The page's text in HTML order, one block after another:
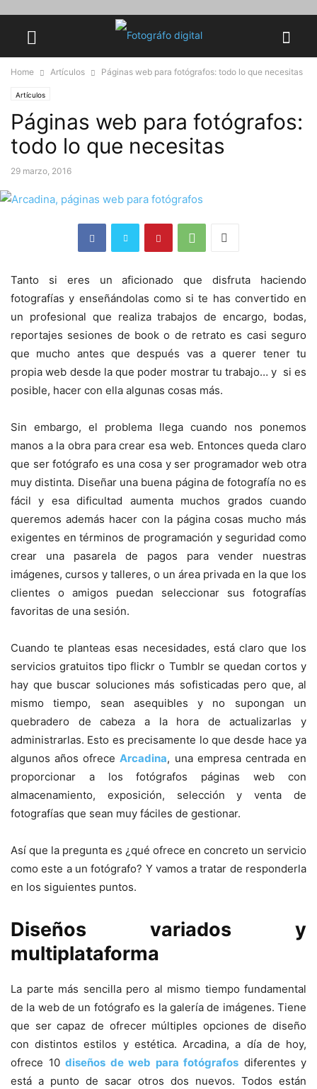
Home Artículos Páginas web para fotógrafos: todo lo que necesitas
Artículos
Páginas web para fotógrafos:
todo lo que necesitas
29 marzo, 2016
Tanto si eres un aficionado que disfruta haciendo
fotografías y enseñándolas como si te has convertido en
un profesional que realiza trabajos de encargo, bodas,
reportajes sesiones de book o de retrato es casi seguro
que mucho antes que después vas a querer tener tu
propia web desde la que poder mostrar tu trabajo… y si es
posible, hacer con ella algunas cosas más.
Sin embargo, el problema llega cuando nos ponemos
manos a la obra para crear esa web. Entonces queda claro
que ser fotógrafo es una cosa y ser programador web otra
muy distinta. Diseñar una buena página de fotografía no es
fácil y esa dificultad aumenta muchos grados cuando
queremos además hacer con la página cosas mucho más
exigentes en términos de programación y seguridad como
crear una pasarela de pagos para vender nuestras
imágenes, cursos y talleres, o un área privada en la que los
clientes o amigos puedan seleccionar sus fotografías
favoritas de una sesión.
Cuando te planteas esas necesidades, está claro que los
servicios gratuitos tipo flickr o Tumblr se quedan cortos y
hay que buscar soluciones más sofisticadas pero que, al
mismo tiempo, sean asequibles y no supongan un
quebradero de cabeza a la hora de actualizarlas y
administrarlas. Esto es precisamente lo que desde hace ya
algunos años ofreceArcadina, una empresa centrada en
proporcionar a los fotógrafos páginas web con
almacenamiento, exposición, selección y venta de
fotografías que sean muy fáciles de gestionar.
Así que la pregunta es ¿qué ofrece en concreto un servicio
como este a un fotógrafo? Y vamos a tratar de responderla
en los siguientes puntos.
Diseños variados y
multiplataforma
La parte más sencilla pero al mismo tiempo fundamental
de la web de un fotógrafo es la galería de imágenes. Tiene
que ser capaz de ofrecer múltiples opciones de diseño
con distintos estilos y estética. Arcadina, a día de hoy,
ofrece 10 diseños de web para fotógrafos diferentes y
está a punto de sacar otros dos nuevos. Todos están